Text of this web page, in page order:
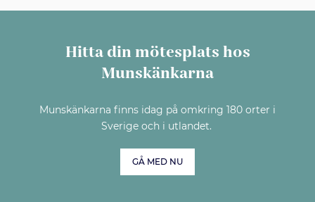
Hitta din mötesplats hos
Munskänkarna
Munskänkarna finns idag på omkring 180 orter i
Sverige och i utlandet.
GÅ MED NU